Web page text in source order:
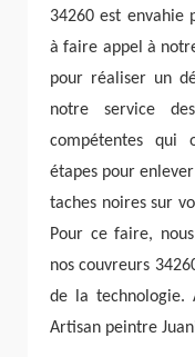
34260 est envahie
à faire appel à
pour réaliser un
notre service
compétentes qui
étapes pour
taches noires sur
Pour ce faire,
nos couvreurs
de la technologie.
Artisan peintre